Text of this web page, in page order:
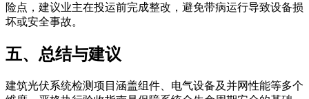
险点，建议业主在投运前完成整改，避免带病运行导致设备损
坏或安全事故。
五、总结与建议
建筑光伏系统检测项目涵盖组件、电气设备及并网性能等多个